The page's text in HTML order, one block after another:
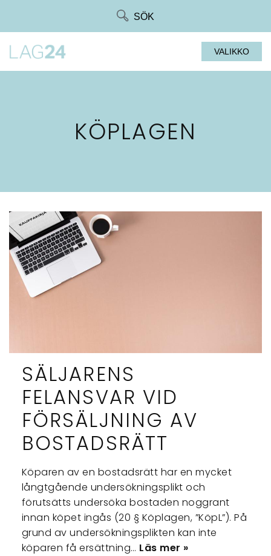
SÖK
VALIKKO
KÖPLAGEN
SÄLJARENS
FELANSVAR VID
FÖRSÄLJNING AV
BOSTADSRÄTT
Köparen av en bostadsrätt har en mycket
långtgående undersökningsplikt och
förutsätts undersöka bostaden noggrant
innan köpet ingås (20 § Köplagen, ”KöpL”). På
grund av undersökningsplikten kan inte
köparen få ersättning… Läs mer »